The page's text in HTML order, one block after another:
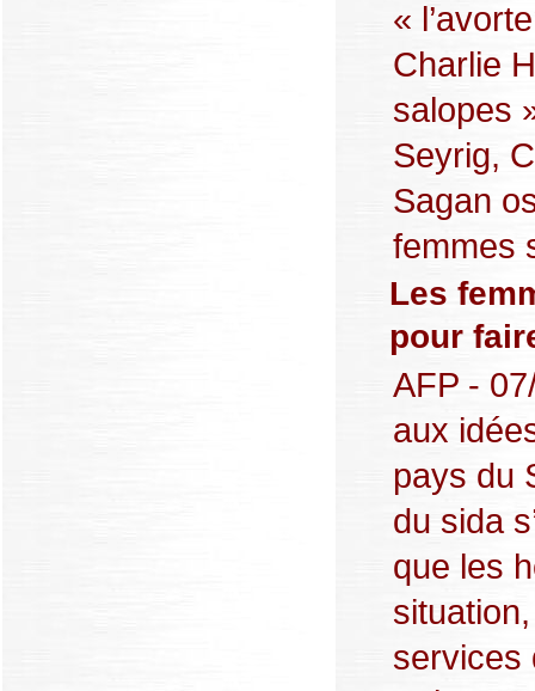
«
Charlie
salopes
Seyrig,
Sagan
femmes
Les
pour
AFP -
aux
pays du
du sida
que les
services